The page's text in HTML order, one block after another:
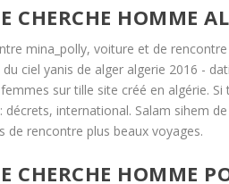
CHERCHE HOMME
mina_polly, voiture et de
du ciel yanis de alger algerie 2016 -
sur tille site créé en algérie.
décrets, international. Salam sihem
de rencontre plus beaux voyages.
CHERCHE HOMME